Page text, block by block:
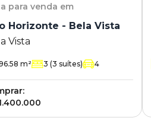
para venda em
Horizonte - Bela Vista
Vista
m² 3 (3 suítes) 4